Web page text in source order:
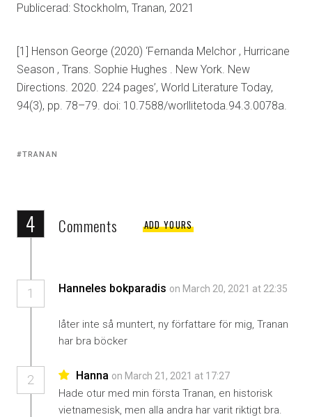
Publicerad: Stockholm, Tranan, 2021
[1] Henson George (2020) ‘Fernanda Melchor , Hurricane
Season , Trans. Sophie Hughes . New York. New
Directions. 2020. 224 pages’, World Literature Today,
94(3), pp. 78–79. doi: 10.7588/worllitetoda.94.3.0078a.
Tagged
TRANAN
4 Comments ADD YOURS
1 Hanneles bokparadis on March 20, 2021 at 22:35
låter inte så muntert, ny författare för mig, Tranan
har bra böcker
2 Hanna on March 21, 2021 at 17:27
Hade otur med min första Tranan, en historisk
vietnamesisk, men alla andra har varit riktigt bra.